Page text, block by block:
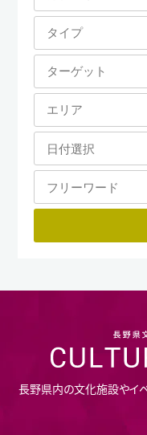
長野県内の文化施設やイ